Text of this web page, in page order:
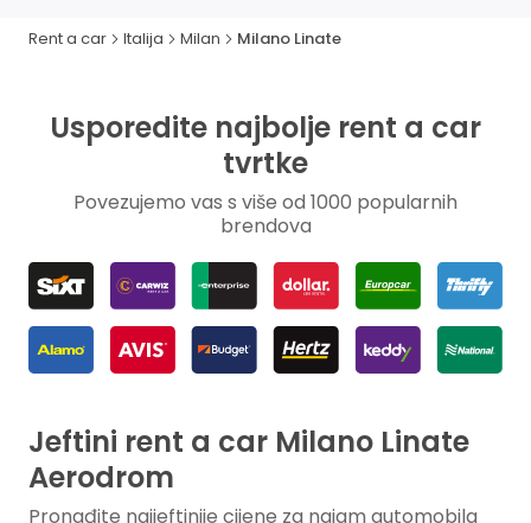
Rent a car Italija Milan Milano Linate
Usporedite najbolje rent a car
tvrtke
Povezujemo vas s više od 1000 popularnih
brendova
Jeftini rent a car Milano Linate
Aerodrom
Pronađite najjeftinije cijene za najam automobila